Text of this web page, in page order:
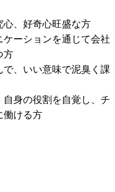
心、好奇心旺盛な方
ケーションを通じて会社
方
で、いい意味で泥臭く課
自身の役割を自覚し、チ
働ける方